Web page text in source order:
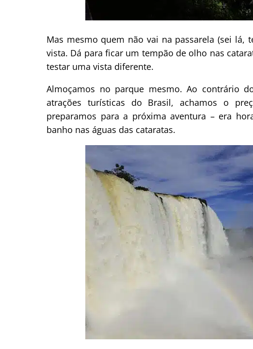
Mas mesmo quem não vai na passarela (sei lá,
vista. Dá para ficar um tempão de olho nas
testar uma vista diferente.
Almoçamos no parque mesmo. Ao contrário
atrações turísticas do Brasil, achamos o
preparamos para a próxima aventura – era
banho nas águas das cataratas.